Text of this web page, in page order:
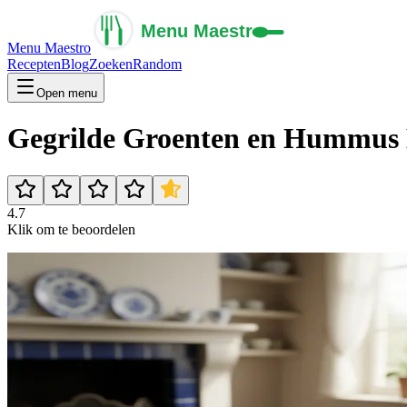
Menu Maestro
ReceptenBlogZoekenRandom
Open menu
Gegrilde Groenten en
4.7
Klik om te beoordelen